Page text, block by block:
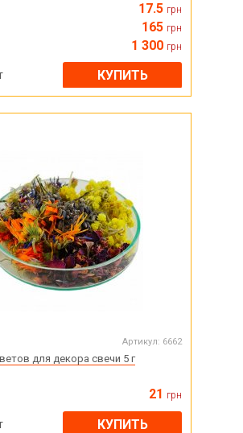
17.5 грн
165 грн
1 300 грн
КУПИТЬ
Артикул: 6662
для декора свечи 5 г
21 грн
КУПИТЬ